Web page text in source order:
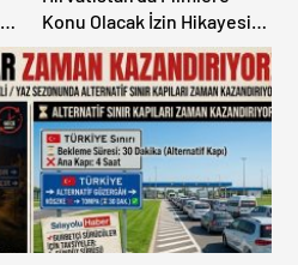
Konu Olacak İzin Hikayesi:
Benzinlikte Eşini Unuttu!